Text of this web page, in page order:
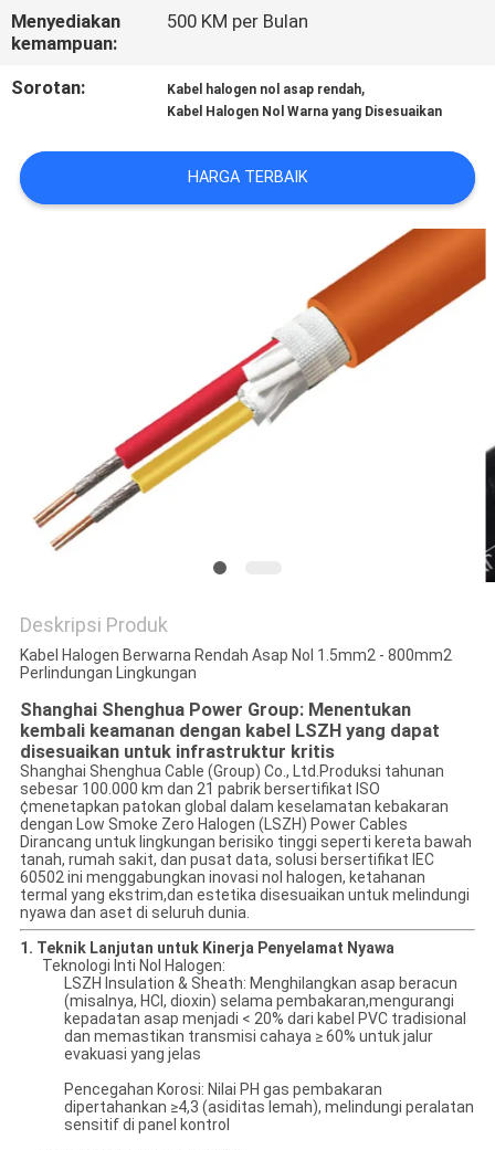
HUBUNGI
KAMI
BLOG
SITEMAP
KEBIJAKAN
Menyediakan
kemampuan:
500 KM per Bulan
Sorotan: Kabel halogen nol asap rendah,
Kabel Halogen Nol Warna yang Disesuaikan
HARGA TERBAIK
Deskripsi Produk
Kabel Halogen Berwarna Rendah Asap Nol 1.5mm2 - 800mm2
Perlindungan Lingkungan
Shanghai Shenghua Power Group: Menentukan
kembali keamanan dengan kabel LSZH yang dapat
disesuaikan untuk infrastruktur kritis
Shanghai Shenghua Cable (Group) Co., Ltd.Produksi tahunan
sebesar 100.000 km dan 21 pabrik bersertifikat ISO
¢menetapkan patokan global dalam keselamatan kebakaran
dengan Low Smoke Zero Halogen (LSZH) Power Cables
Dirancang untuk lingkungan berisiko tinggi seperti kereta bawah
tanah, rumah sakit, dan pusat data, solusi bersertifikat IEC
60502 ini menggabungkan inovasi nol halogen, ketahanan
termal yang ekstrim,dan estetika disesuaikan untuk melindungi
nyawa dan aset di seluruh dunia.
1. Teknik Lanjutan untuk Kinerja Penyelamat Nyawa
Teknologi Inti Nol Halogen:
LSZH Insulation & Sheath: Menghilangkan asap beracun
(misalnya, HCl, dioxin) selama pembakaran,mengurangi
kepadatan asap menjadi < 20% dari kabel PVC tradisional
dan memastikan transmisi cahaya ≥ 60% untuk jalur
evakuasi yang jelas
Pencegahan Korosi: Nilai PH gas pembakaran
dipertahankan ≥4,3 (asiditas lemah), melindungi peralatan
sensitif di panel kontrol